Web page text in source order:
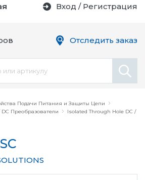
Подачи Питания и Защиты Цепи
DC Преобразователи
Isolated Through Hole DC /
Вход / Регистрация
Отследить заказ